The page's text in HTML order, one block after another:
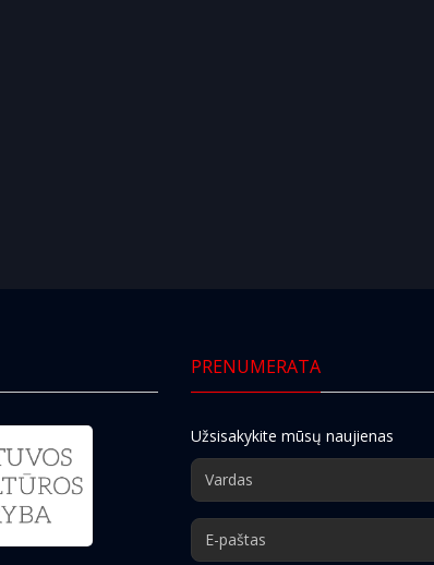
PRENUMERATA
Užsisakykite mūsų naujienas